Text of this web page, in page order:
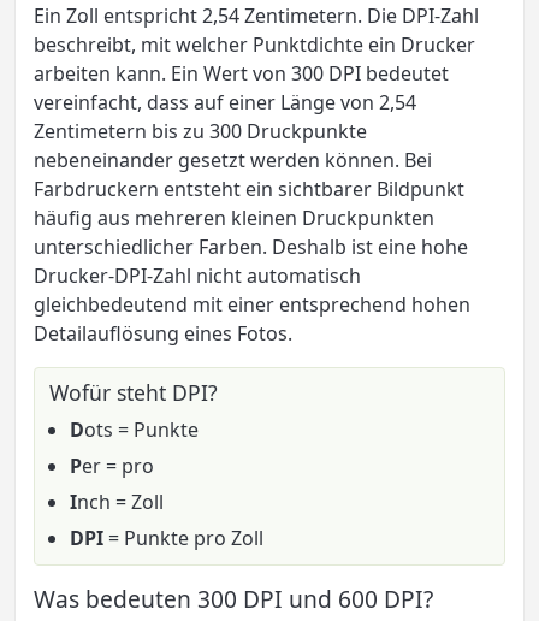
Ein Zoll entspricht 2,54 Zentimetern. Die DPI-Zahl
beschreibt, mit welcher Punktdichte ein Drucker
arbeiten kann. Ein Wert von 300 DPI bedeutet
vereinfacht, dass auf einer Länge von 2,54
Zentimetern bis zu 300 Druckpunkte
nebeneinander gesetzt werden können. Bei
Farbdruckern entsteht ein sichtbarer Bildpunkt
häufig aus mehreren kleinen Druckpunkten
unterschiedlicher Farben. Deshalb ist eine hohe
Drucker-DPI-Zahl nicht automatisch
gleichbedeutend mit einer entsprechend hohen
Detailauflösung eines Fotos.
Wofür steht DPI?
Dots = Punkte
Per = pro
Inch = Zoll
DPI = Punkte pro Zoll
Was bedeuten 300 DPI und 600 DPI?